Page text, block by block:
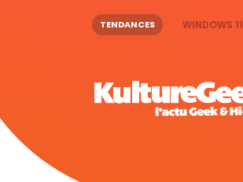
TENDANCES WINDOWS 11